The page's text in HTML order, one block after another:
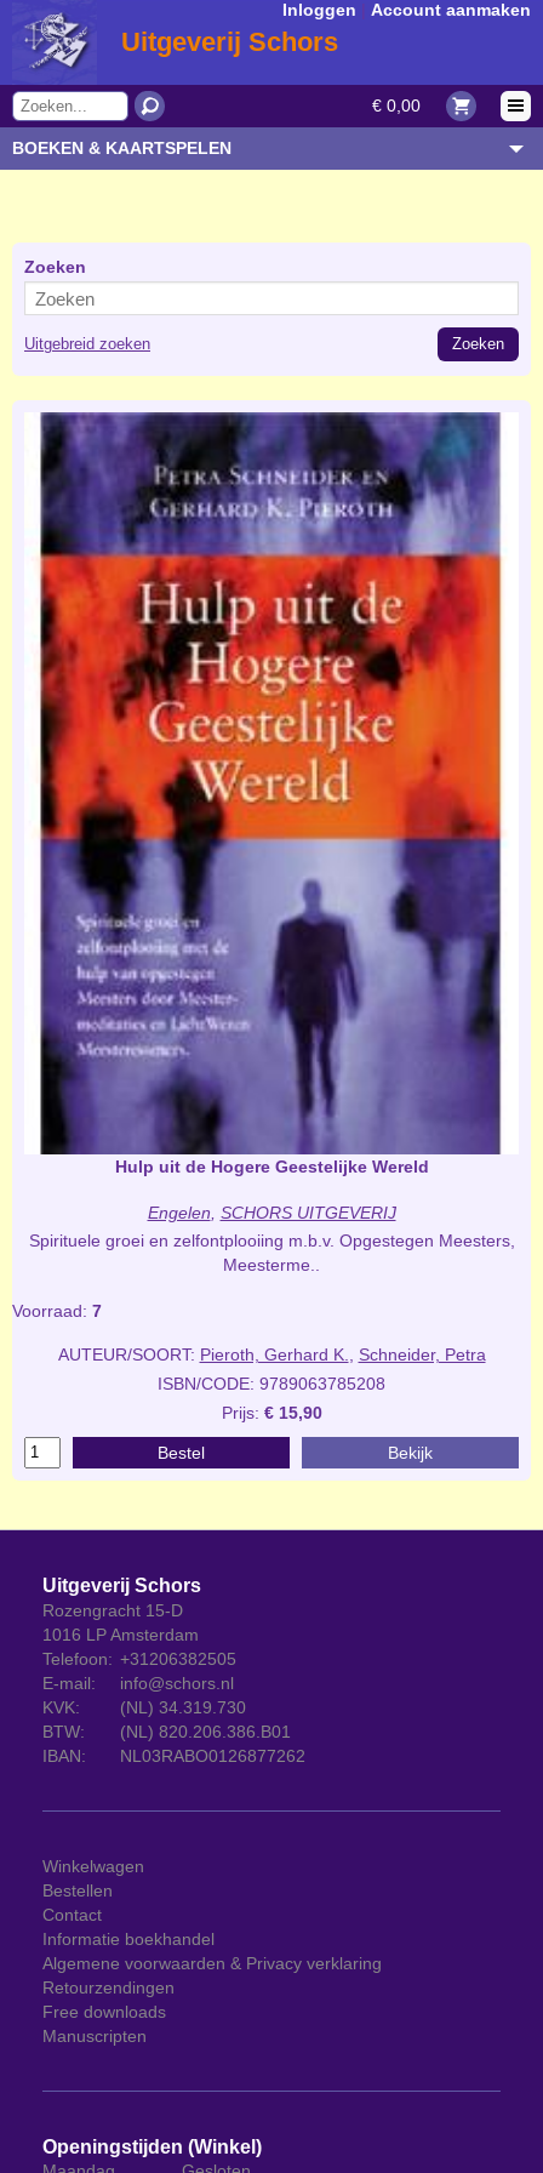
€ 0,00
Inloggen Account aanmaken
Uitgeverij Schors
BOEKEN & KAARTSPELEN
AUTEUR/SOORT
BESTELLEN
Zoeken
Uitgebreid zoeken
Hulp uit de Hogere Geestelijke Wereld
Engelen SCHORS UITGEVERIJ
Spirituele groei en zelfontplooiing m.b.v. Opgestegen Meesters,
Meesterme..
Voorraad: 7
AUTEUR/SOORT: Pieroth, Gerhard K.
Schneider, Petra
ISBN/CODE: 9789063785208
Prijs: € 15,90
Bestel Bekijk
Uitgeverij Schors
Rozengracht 15-D
1016 LP Amsterdam
Telefoon: +31206382505
E-mail:
info@schors.nl
KVK:
(NL) 34.319.730
BTW:
(NL) 820.206.386.B01
IBAN:
NL03RABO0126877262
Winkelwagen
Bestellen
Contact
Informatie boekhandel
Algemene voorwaarden & Privacy verklaring
Retourzendingen
Free downloads
Manuscripten
Openingstijden (Winkel)